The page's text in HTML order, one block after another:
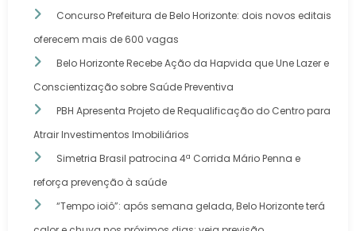
Concurso Prefeitura de Belo Horizonte: dois novos editais
oferecem mais de 600 vagas
Belo Horizonte Recebe Ação da Hapvida que Une Lazer e
Conscientização sobre Saúde Preventiva
PBH Apresenta Projeto de Requalificação do Centro para
Atrair Investimentos Imobiliários
Simetria Brasil patrocina 4ª Corrida Mário Penna e
reforça prevenção à saúde
“Tempo ioiô”: após semana gelada, Belo Horizonte terá